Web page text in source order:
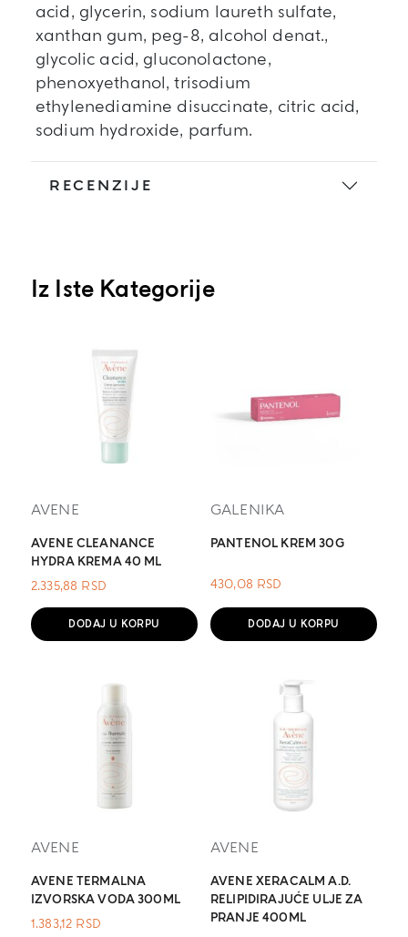
acid, glycerin, sodium laureth sulfate,
xanthan gum, peg-8, alcohol denat.,
glycolic acid, gluconolactone,
phenoxyethanol, trisodium
ethylenediamine disuccinate, citric acid,
sodium hydroxide, parfum.
RECENZIJE
Iz Iste Kategorije
AVENE
AVENE CLEANANCE
HYDRA KREMA 40 ML
2.335,88 RSD
DODAJ U KORPU
GALENIKA
PANTENOL KREM 30G
430,08 RSD
DODAJ U KORPU
AVENE
AVENE TERMALNA
IZVORSKA VODA 300ML
1.383,12 RSD
AVENE
AVENE XERACALM A.D.
RELIPIDIRAJUĆE ULJE ZA
PRANJE 400ML